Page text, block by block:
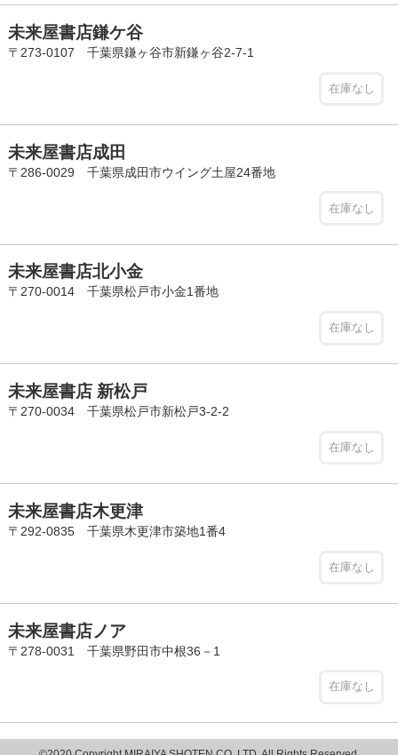
未来屋書店鎌ケ谷
〒273-0107 千葉県鎌ヶ谷市新鎌ヶ谷2-7-1
在庫なし
未来屋書店成田
〒286-0029 千葉県成田市ウイング土屋24番地
在庫なし
未来屋書店北小金
〒270-0014 千葉県松戸市小金1番地
在庫なし
未来屋書店 新松戸
〒270-0034 千葉県松戸市新松戸3-2-2
在庫なし
未来屋書店木更津
〒292-0835 千葉県木更津市築地1番4
在庫なし
未来屋書店ノア
〒278-0031 千葉県野田市中根36－1
在庫なし